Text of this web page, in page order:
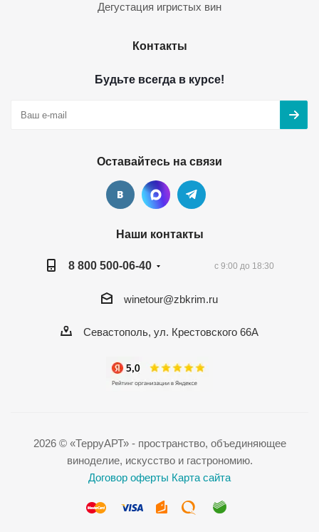
Дегустация игристых вин
Контакты
Будьте всегда в курсе!
Оставайтесь на связи
Наши контакты
8 800 500-06-40 с 9:00 до 18:30
winetour@zbkrim.ru
Севастополь, ул. Крестовского 66А
2026 © «ТерруАРТ» - пространство, объединяющее
виноделие, искусство и гастрономию.
Договор оферты Карта сайта